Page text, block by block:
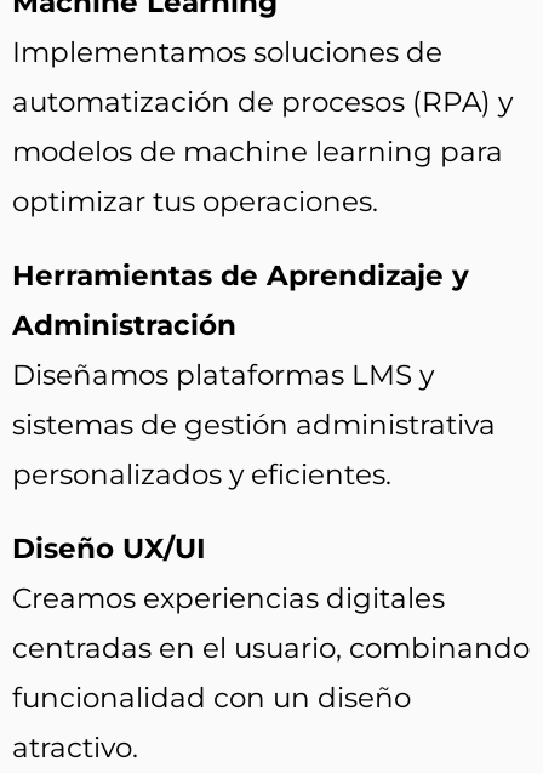
Implementamos soluciones de
automatización de procesos (RPA) y
modelos de machine learning para
optimizar tus operaciones.
Herramientas de Aprendizaje y
Administración
Diseñamos plataformas LMS y
sistemas de gestión administrativa
personalizados y eficientes.
Diseño UX/UI
Creamos experiencias digitales
centradas en el usuario, combinando
funcionalidad con un diseño
atractivo.